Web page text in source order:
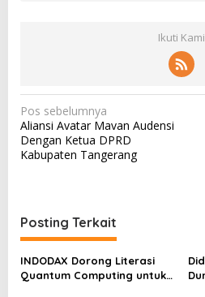
Ikuti Kami
N
a
v
a
s
i
Pos sebelumnya
Aliansi Avatar Mavan Audensi
Dengan Ketua DPRD
Kabupaten Tangerang
Posting Terkait
INDODAX Dorong Literasi
Quantum Computing untuk